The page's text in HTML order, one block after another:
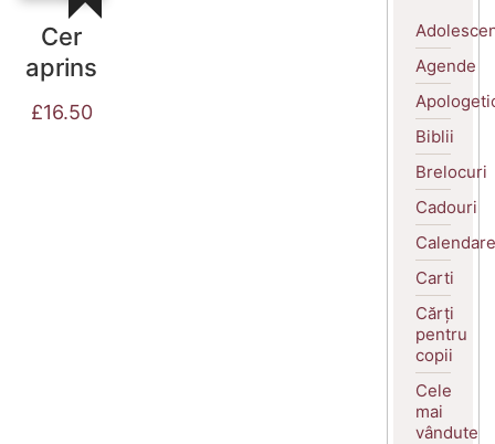
Cer
aprins
£16.50
Agende
Biblii
Brelocuri
Cadouri
Calendare
Carti
Cărți
pentru
copii
Cele
mai
vândute